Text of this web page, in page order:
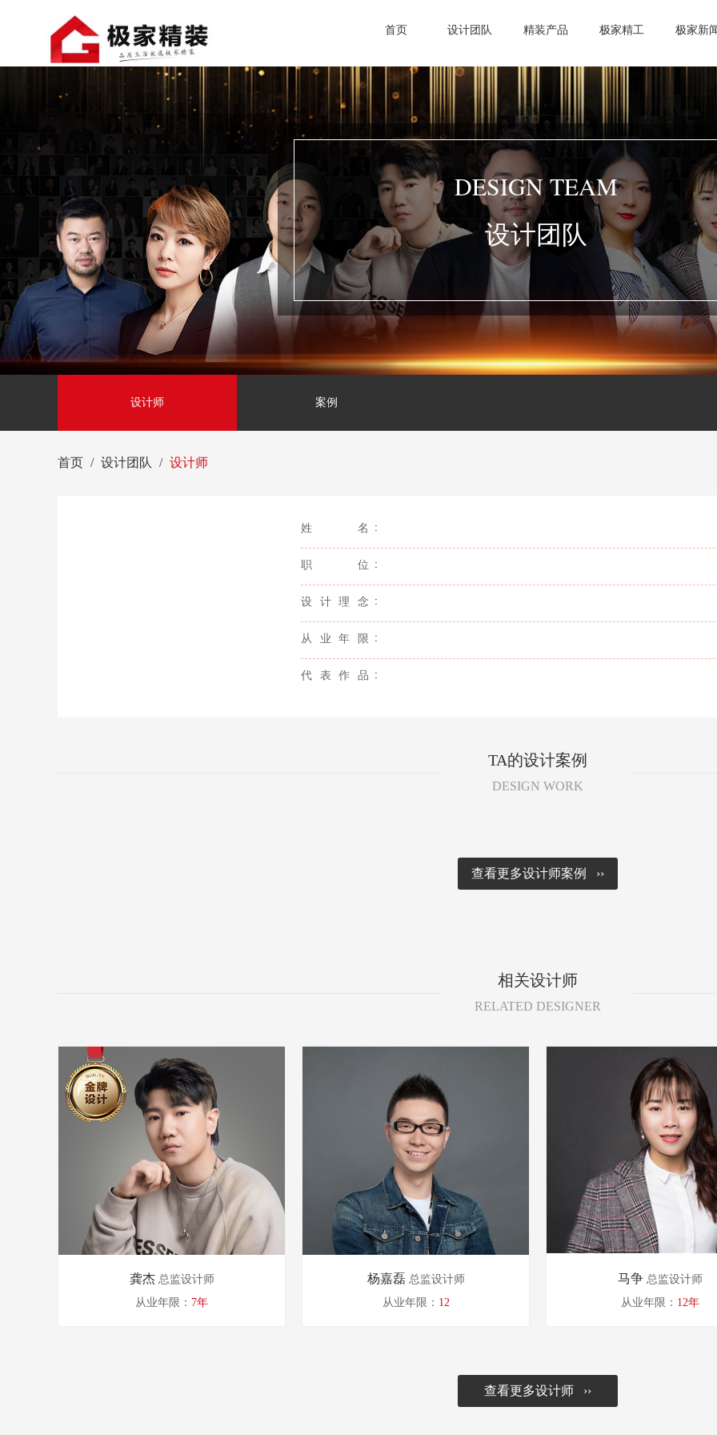
首页 设计团队 精装产品 极家精工 极家新
DESIGN TEAM
设计团队
设计师 案例
首页 设计团队 设计师
姓名
职位
设计理念
从业年限
代表作品
TA的设计案例
DESIGN WORK
查看更多设计师案例 ››
相关设计师
RELATED DESIGNER
龚杰 总监设计师
从业年限： 7年
杨嘉磊 总监设计师
从业年限： 12
马争 总监设计师
从业年限： 12年
查看更多设计师 ››